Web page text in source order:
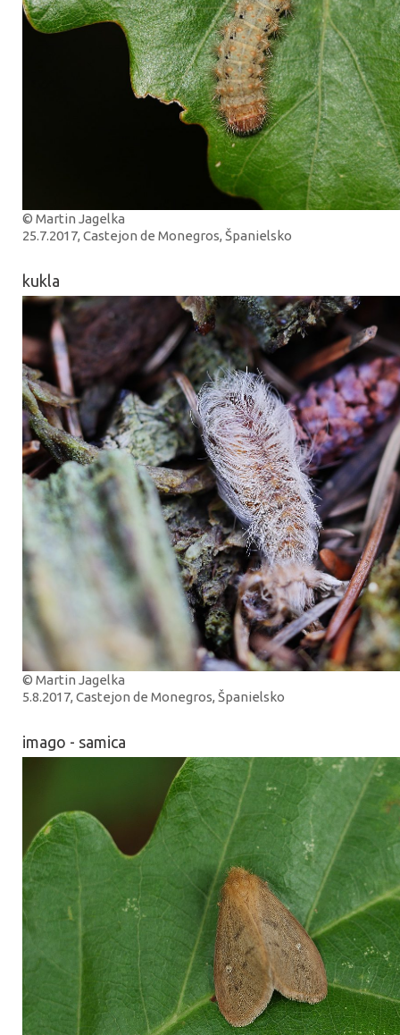
© Martin Jagelka
25.7.2017, Castejon de Monegros, Španielsko
kukla
© Martin Jagelka
5.8.2017, Castejon de Monegros, Španielsko
imago - samica